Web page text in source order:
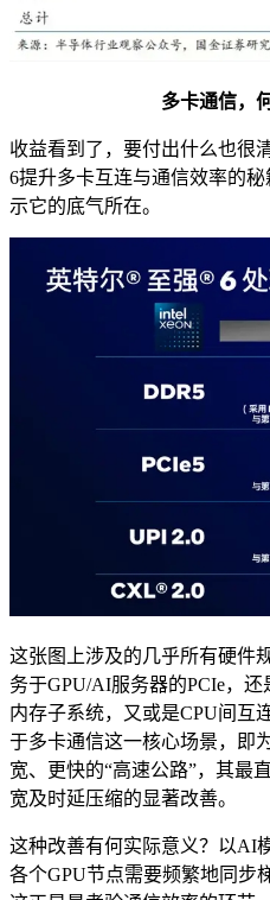
多卡通信，
收益看到了，要付出什么也很
6提升多卡互连与通信效率的
示它的底气所在。
这张图上涉及的几乎所有硬件
务于GPU/AI服务器的PCIe，
内存子系统，又或是CPU间互
于多卡通信这一核心场景，即
宽、更快的“高速公路”，其最
宽及时延压缩的显著改善。
这种改善有何实际意义？以AI
各个GPU节点需要频繁地同步